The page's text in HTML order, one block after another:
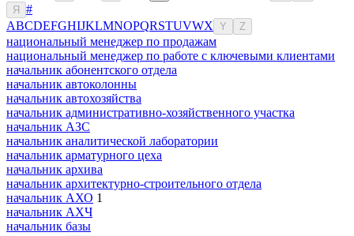
Я
#
ABCDEFGHIJKLMNOPQRSTUVWX Y Z
национальный менеджер по продажам
национальный менеджер по работе с ключевыми клиентами
начальник абонентского отдела
начальник автоколонны
начальник автохозяйства
начальник административно-хозяйственного участка
начальник АЗС
начальник аналитической лаборатории
начальник арматурного цеха
начальник архива
начальник архитектурно-строительного отдела
начальник АХО 1
начальник АХЧ
начальник базы